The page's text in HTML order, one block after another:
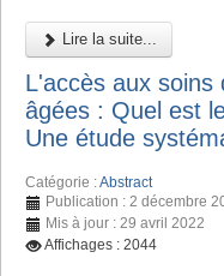
Lire la suite...
L'accès aux soins
âgées : Quel est
Une étude
Catégorie :Abstract
Publication : 2 décembre
Mis à jour : 29 avril 2022
Affichages : 2044